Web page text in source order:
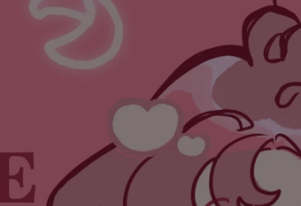
e
g
i
o
n